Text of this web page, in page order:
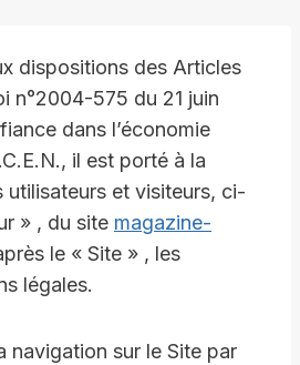
dispositions des Articles
n°2004-575 du 21 juin
dans l’économie
il est porté à la
utilisateurs et visiteurs, ci-
» , du site magazine-
le « Site » , les
légales.
navigation sur le Site par